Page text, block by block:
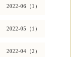
2022-06（1）
2022-05（1）
2022-04（2）